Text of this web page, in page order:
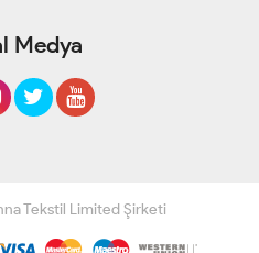
Medya
Tekstil Limited Şirketi